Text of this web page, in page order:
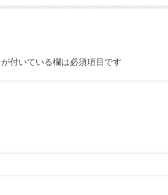
が付いている欄は必須項目です